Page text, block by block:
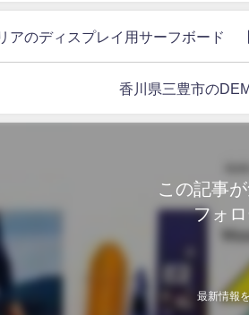
アのディスプレイ用サーフボード
香川県三豊市の
この記事
フォ
最新情報